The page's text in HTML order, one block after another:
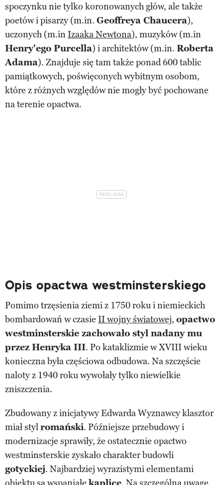
spoczynku nie tylko koronowanych głów, ale także
poetów i pisarzy (m.in. Geoffreya Chaucera),
uczonych (m.inIzaaka Newtona), muzyków (m.in
Henry'ego Purcella) i architektów (m.in. Roberta
Adama). Znajduje się tam także ponad 600 tablic
pamiątkowych, poświęconych wybitnym osobom,
które z różnych względów nie mogły być pochowane
na terenie opactwa.
Opis opactwa westminsterskiego
Pomimo trzęsienia ziemi z 1750 roku i niemieckich
bombardowań w czasie II wojny światowej, opactwo
westminsterskie zachowało styl nadany mu
przez Henryka III. Po kataklizmie w XVIII wieku
konieczna była częściowa odbudowa. Na szczęście
naloty z 1940 roku wywołały tylko niewielkie
zniszczenia.
Zbudowany z inicjatywy Edwarda Wyznawcy klasztor
miał stylromański. Późniejsze przebudowy i
modernizacje sprawiły, że ostatecznie opactwo
westminsterskie zyskało charakter budowli
gotyckiej. Najbardziej wyrazistymi elementami